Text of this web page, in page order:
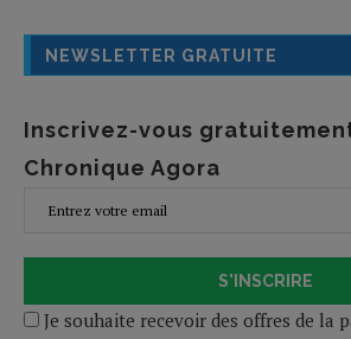
NEWSLETTER GRATUITE
Inscrivez-vous
Chronique Agora
S'INSCRIRE
Je souhaite recevoir des offres de la